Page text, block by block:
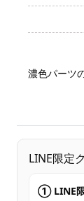
濃色パーツ
LINE限定
① LINE限